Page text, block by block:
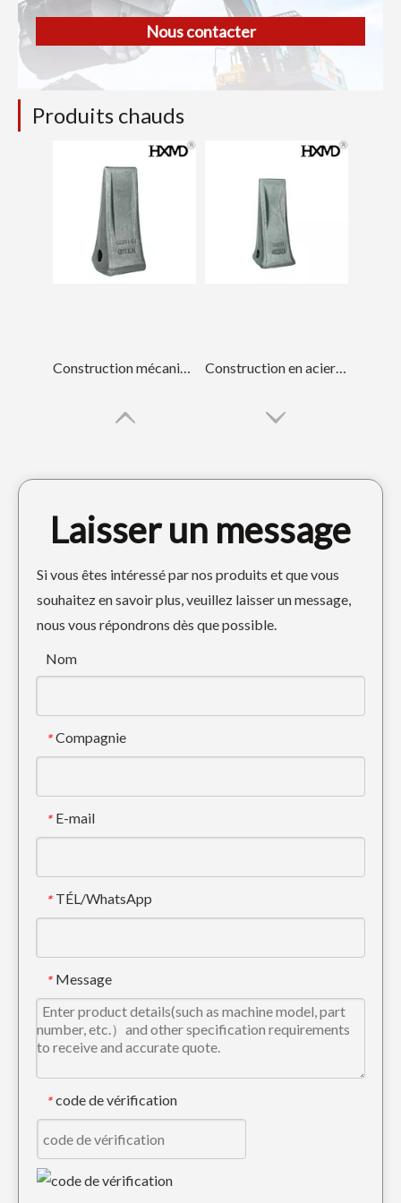
Nous contacter
Produits chauds
Construction mécanique Komatsu PC200 forgeant la dent de godet 205-70-19570 Construction en acier allié CAT Dent de godet forgée 1U3352
Dents de tigre en acier allié de précision, dents de seau forgées 7T3402TL
Laisser un message
Si vous êtes intéressé par nos produits et que vous
souhaitez en savoir plus, veuillez laisser un message,
nous vous répondrons dès que possible.
Nom
* Compagnie
* E-mail
* TÉL/WhatsApp
* Message
* code de vérification